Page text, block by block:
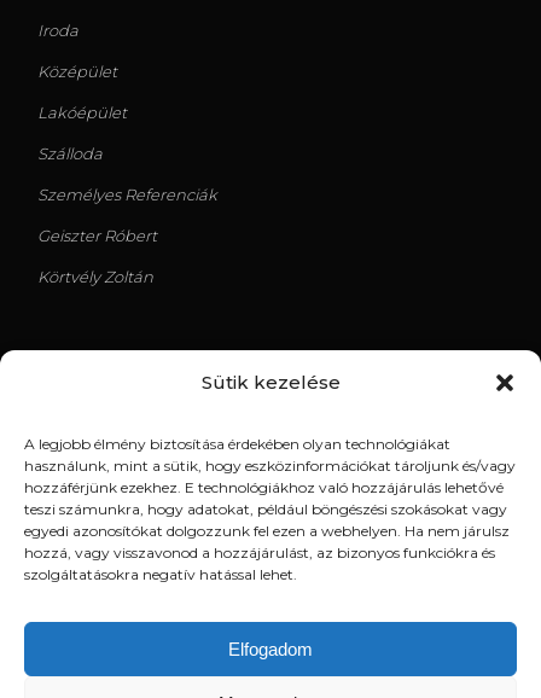
Sütik kezelése
A legjobb élmény biztosítása érdekében olyan technológiákat
használunk, mint a sütik, hogy eszközinformációkat tároljunk és/vagy
hozzáférjünk ezekhez. E technológiákhoz való hozzájárulás lehetővé
teszi számunkra, hogy adatokat, például böngészési szokásokat vagy
egyedi azonosítókat dolgozzunk fel ezen a webhelyen. Ha nem járulsz
hozzá, vagy visszavonod a hozzájárulást, az bizonyos funkciókra és
szolgáltatásokra negatív hatással lehet.
Elfogadom
Iroda
Középület
Lakóépület
Szálloda
Személyes Referenciák
Geiszter Róbert
Körtvély Zoltán
Kispest Uszoda
Tündér utca
18. kerület, Üllői út – Társasház
Borpalackozó Üzemépület
Papíripari raktárcsarnok